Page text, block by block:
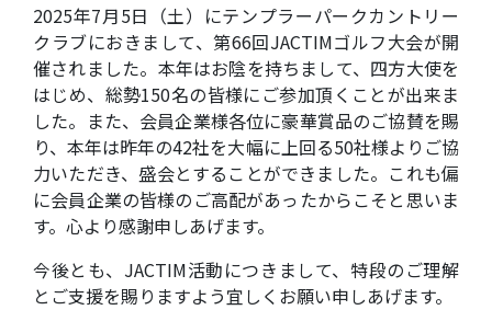
2025年7月5日（土）にテンプラーパークカントリー
クラブにおきまして、第66回JACTIMゴルフ大会が開
催されました。本年はお陰を持ちまして、四方大使を
はじめ、総勢150名の皆様にご参加頂くことが出来ま
した。また、会員企業様各位に豪華賞品のご協賛を賜
り、本年は昨年の42社を大幅に上回る50社様よりご協
力いただき、盛会とすることができました。これも偏
に会員企業の皆様のご高配があったからこそと思いま
す。心より感謝申しあげます。
今後とも、JACTIM活動につきまして、特段のご理解
とご支援を賜りますよう宜しくお願い申しあげます。